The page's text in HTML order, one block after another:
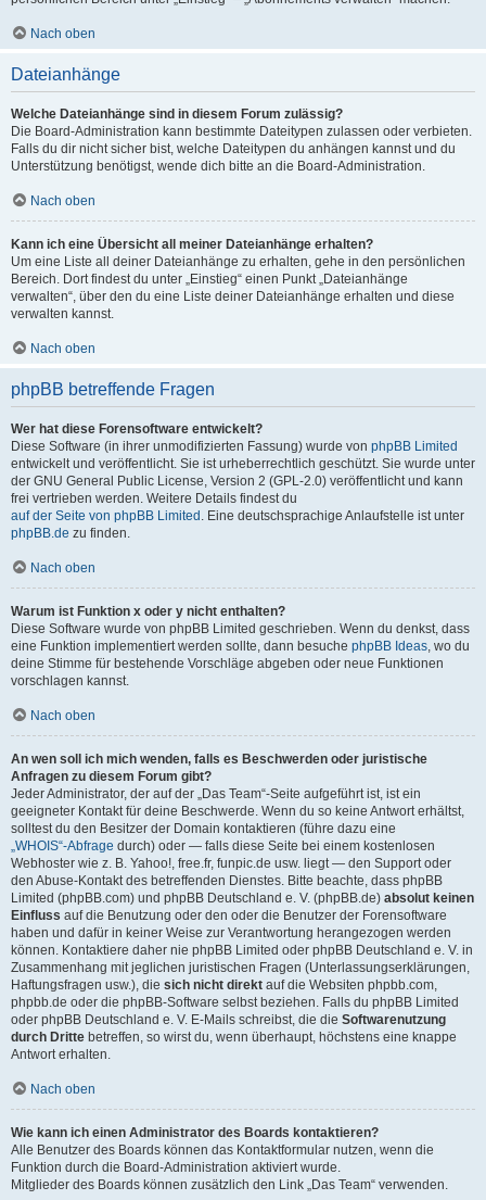
Nach oben
Dateianhänge
Welche Dateianhänge sind in diesem Forum zulässig?
Die Board-Administration kann bestimmte Dateitypen zulassen oder verbieten.
Falls du dir nicht sicher bist, welche Dateitypen du anhängen kannst und du
Unterstützung benötigst, wende dich bitte an die Board-Administration.
Nach oben
Kann ich eine Übersicht all meiner Dateianhänge erhalten?
Um eine Liste all deiner Dateianhänge zu erhalten, gehe in den persönlichen
Bereich. Dort findest du unter „Einstieg“ einen Punkt „Dateianhänge
verwalten“, über den du eine Liste deiner Dateianhänge erhalten und diese
verwalten kannst.
Nach oben
phpBB betreffende Fragen
Wer hat diese Forensoftware entwickelt?
Diese Software (in ihrer unmodifizierten Fassung) wurde von phpBB Limited
entwickelt und veröffentlicht. Sie ist urheberrechtlich geschützt. Sie wurde unter
der GNU General Public License, Version 2 (GPL-2.0) veröffentlicht und kann
frei vertrieben werden. Weitere Details findest du
auf der Seite von phpBB Limited . Eine deutschsprachige Anlaufstelle ist unter
phpBB.de zu finden.
Nach oben
Warum ist Funktion x oder y nicht enthalten?
Diese Software wurde von phpBB Limited geschrieben. Wenn du denkst, dass
eine Funktion implementiert werden sollte, dann besuche phpBB Ideas, wo du
deine Stimme für bestehende Vorschläge abgeben oder neue Funktionen
vorschlagen kannst.
Nach oben
An wen soll ich mich wenden, falls es Beschwerden oder juristische
Anfragen zu diesem Forum gibt?
Jeder Administrator, der auf der „Das Team“-Seite aufgeführt ist, ist ein
geeigneter Kontakt für deine Beschwerde. Wenn du so keine Antwort erhältst,
solltest du den Besitzer der Domain kontaktieren (führe dazu eine
„WHOIS“-Abfrage durch) oder — falls diese Seite bei einem kostenlosen
Webhoster wie z. B. Yahoo!, free.fr, funpic.de usw. liegt — den Support oder
den Abuse-Kontakt des betreffenden Dienstes. Bitte beachte, dass phpBB
Limited (phpBB.com) und phpBB Deutschland e. V. (phpBB.de) absolut keinen
Einfluss auf die Benutzung oder den oder die Benutzer der Forensoftware
haben und dafür in keiner Weise zur Verantwortung herangezogen werden
können. Kontaktiere daher nie phpBB Limited oder phpBB Deutschland e. V. in
Zusammenhang mit jeglichen juristischen Fragen (Unterlassungserklärungen,
Haftungsfragen usw.), die sich nicht direkt auf die Websiten phpbb.com,
phpbb.de oder die phpBB-Software selbst beziehen. Falls du phpBB Limited
oder phpBB Deutschland e. V. E-Mails schreibst, die die Softwarenutzung
durch Dritte betreffen, so wirst du, wenn überhaupt, höchstens eine knappe
Antwort erhalten.
Nach oben
Wie kann ich einen Administrator des Boards kontaktieren?
Alle Benutzer des Boards können das Kontaktformular nutzen, wenn die
Funktion durch die Board-Administration aktiviert wurde.
Mitglieder des Boards können zusätzlich den Link „Das Team“ verwenden.